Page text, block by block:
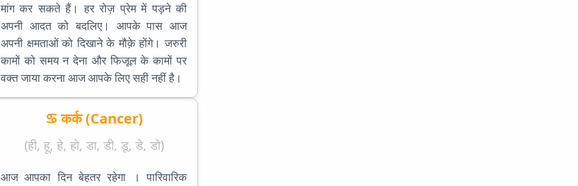
मांग कर सकते हैं। हर रोज़ प्रेम में पड़ने की
अपनी आदत को बदलिए। आपके पास आज
अपनी क्षमताओं को दिखाने के मौक़े होंगे। जरुरी
कामों को समय न देना और फिजूल के कामों पर
वक्त जाया करना आज आपके लिए सही नहीं है।
♋ कर्क (Cancer)
(ही, हू, हे, हो, डा, डी, डू, डे, डो)
आज आपका दिन बेहतर रहेगा । पारिवारिक